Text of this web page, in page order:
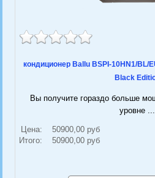
кондиционер Ballu BSPI-10HN1/BL/
Black
Вы получите гораздо больше
уровне ...
Цена:
50900,00 руб
Итого:
50900,00 руб